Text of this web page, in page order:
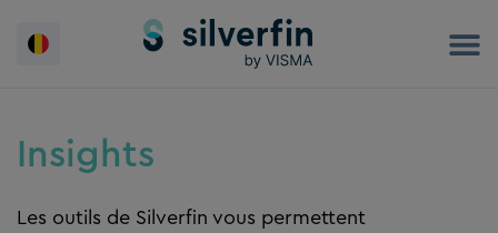
Insights
Les outils de Silverfin vous permettent